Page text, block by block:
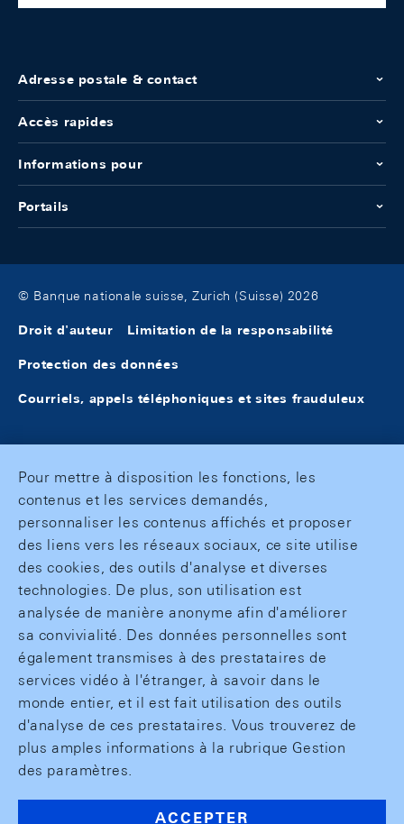
Adresse postale & contact
Accès rapides
Informations pour
Portails
© Banque nationale suisse, Zurich (Suisse) 2026
Droit d'auteur Limitation de la responsabilité
Protection des données
Courriels, appels téléphoniques et sites frauduleux
Pour mettre à disposition les fonctions, les
contenus et les services demandés,
personnaliser les contenus affichés et proposer
des liens vers les réseaux sociaux, ce site utilise
des cookies, des outils d'analyse et diverses
technologies. De plus, son utilisation est
analysée de manière anonyme afin d'améliorer
sa convivialité. Des données personnelles sont
également transmises à des prestataires de
services vidéo à l'étranger, à savoir dans le
monde entier, et il est fait utilisation des outils
d'analyse de ces prestataires. Vous trouverez de
plus amples informations à la rubrique Gestion
des paramètres.
ACCEPTER